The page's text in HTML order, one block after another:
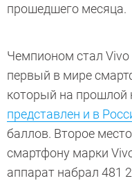
прошедшего месяца.
Чемпионом стал
первый в мире
который на прошлой
представлен и в
баллов. Второе
смартфону марки
аппарат набрал 481